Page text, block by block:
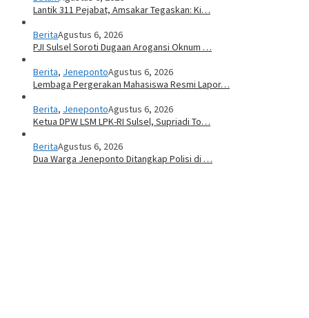
Lantik 311 Pejabat, Amsakar Tegaskan: Ki…
BeritaAgustus 6, 2026
PJI Sulsel Soroti Dugaan Arogansi Oknum …
Berita, JenepontoAgustus 6, 2026
Lembaga Pergerakan Mahasiswa Resmi Lapor…
Berita, JenepontoAgustus 6, 2026
Ketua DPW LSM LPK-RI Sulsel, Supriadi To…
BeritaAgustus 6, 2026
Dua Warga Jeneponto Ditangkap Polisi di …